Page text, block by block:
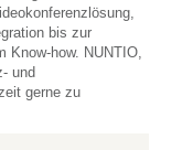
bis zur
Know-how. NUNTIO,
und
gerne zu